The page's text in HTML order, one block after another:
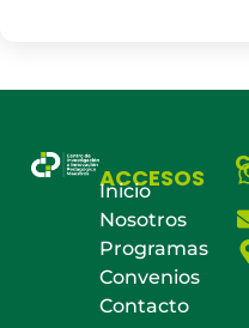
ACCESOS
Inicio
Nosotros
Programas
Convenios
Contacto